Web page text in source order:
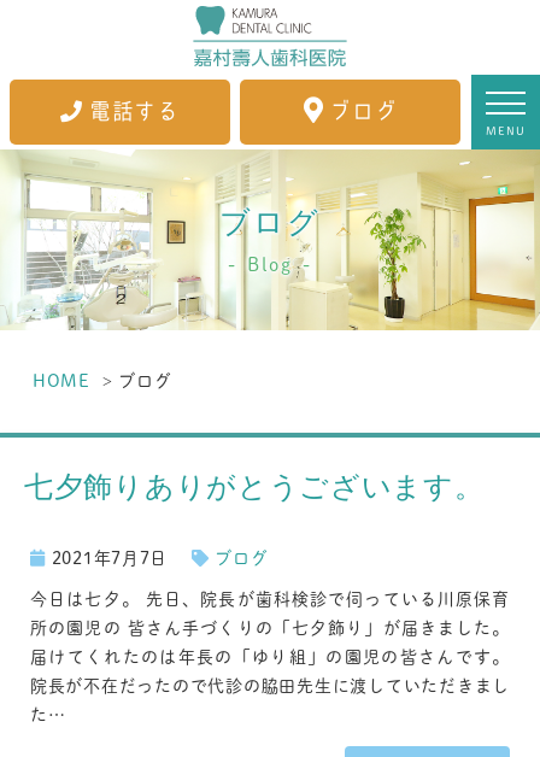
電話する ブログ
MENU
ブログ
Blog
HOME ブログ
七夕飾りありがとうございます。
2021年7月7日
ブログ
今日は七夕。 先日、院長が歯科検診で伺っている川原保育
所の園児の 皆さん手づくりの「七夕飾り」が届きました。
届けてくれたのは年長の「ゆり組」の園児の皆さんです。
院長が不在だったので代診の脇田先生に渡していただきまし
た…